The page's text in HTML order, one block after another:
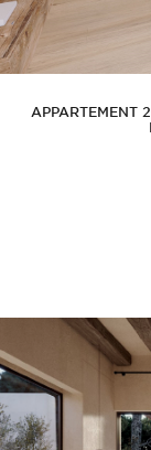
APPARTEMENT